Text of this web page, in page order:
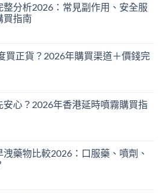
整分析2026：常見副作用、安全服
買指南
買正貨？2026年購買渠道＋價錢完
安心？2026年香港延時噴霧購買指
藥物比較2026：口服藥、噴劑、